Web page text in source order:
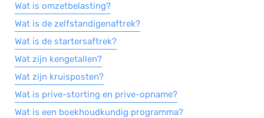
Wat is omzetbelasting?
Wat is de zelfstandigenaftrek?
Wat is de startersaftrek?
Wat zijn kengetallen?
Wat zijn kruisposten?
Wat is prive-storting en prive-opname?
Wat is een boekhoudkundig programma?